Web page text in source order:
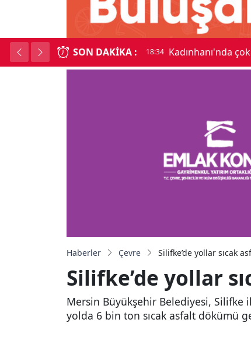
SON DAKIKA : 18:34 Kadınhanı'nda
Haberler Çevre Silifke’de yollar sıcak
Silifke’de yollar
Mersin Büyükşehir Belediyesi, Silifke
yolda 6 bin ton sıcak asfalt dökümü